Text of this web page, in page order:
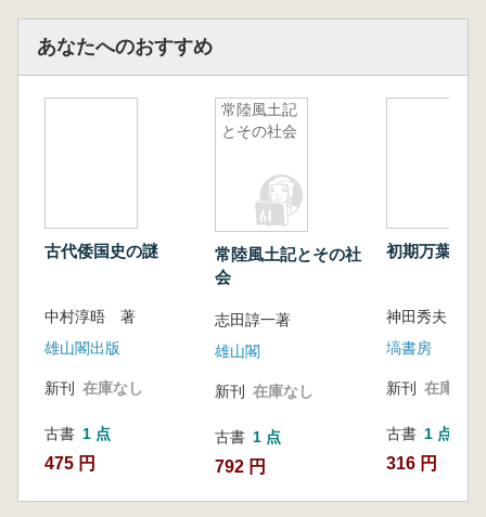
あなたへのおすすめ
古代倭国史の謎
中村淳晤 著
雄山閣出版
新刊 在庫なし
古書 1 点
475 円
常陸風土記
とその社会
常陸風土記とその社
会
志田諄一著
雄山閣
新刊 在庫なし
古書 1 点
792 円
初期万葉の
神田秀夫 著
塙書房
新刊 在庫なし
古書 1 点
316 円